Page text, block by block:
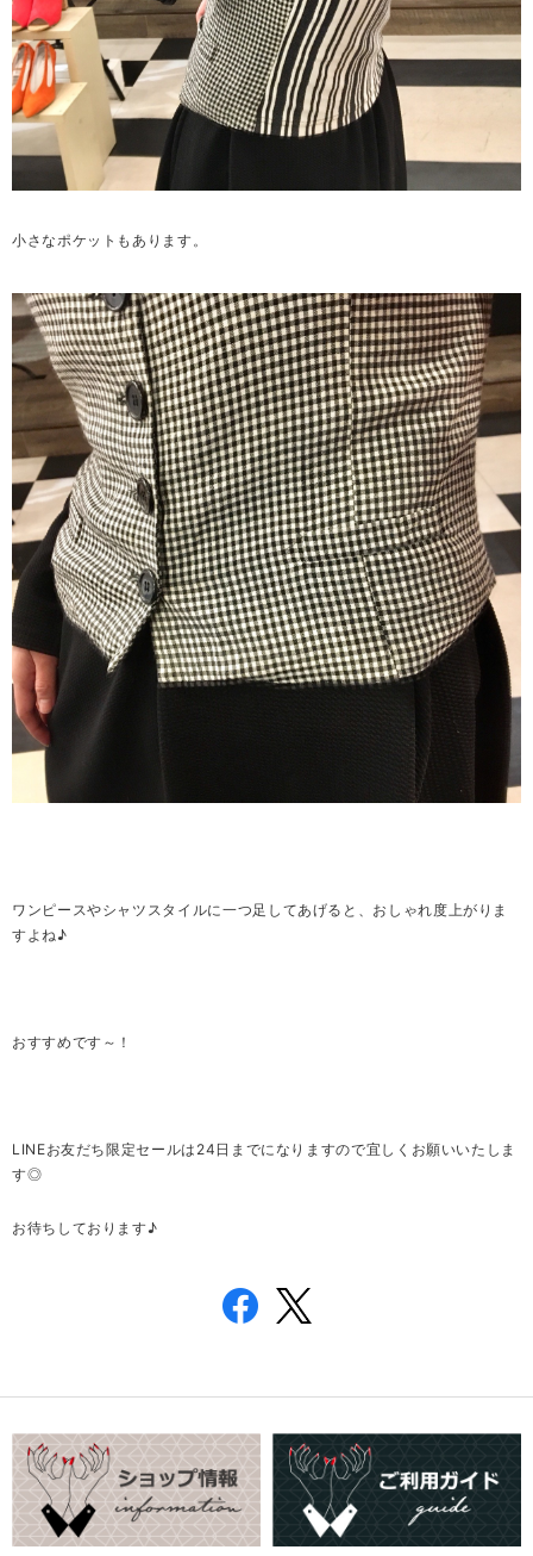
小さなポケットもあります。
ワンピースやシャツスタイルに一つ足してあげると、おしゃれ度上がりま
すよね♪
おすすめです～！
LINEお友だち限定セールは24日までになりますので宜しくお願いいたしま
す◎
お待ちしております♪